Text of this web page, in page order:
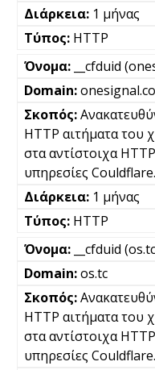
1 μήνας
HTTP
__cfduid
HTTP αιτήματα του
στα αντίστοιχα
υπηρεσίες Couldflare.
1 μήνας
HTTP
__cfduid
os.tc
HTTP αιτήματα του
στα αντίστοιχα
υπηρεσίες Couldflare.